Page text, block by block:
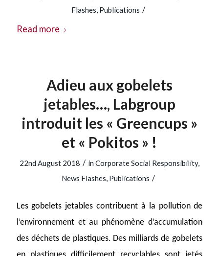
Flashes, Publications /
Read more
Adieu aux gobelets
jetables…, Labgroup
introduit les « Greencups »
et « Pokitos » !
22nd August 2018 / in Corporate Social Responsibility,
News Flashes, Publications /
Les gobelets jetables contribuent à la pollution de
l’environnement et au phénomène d’accumulation
des déchets de plastiques. Des milliards de gobelets